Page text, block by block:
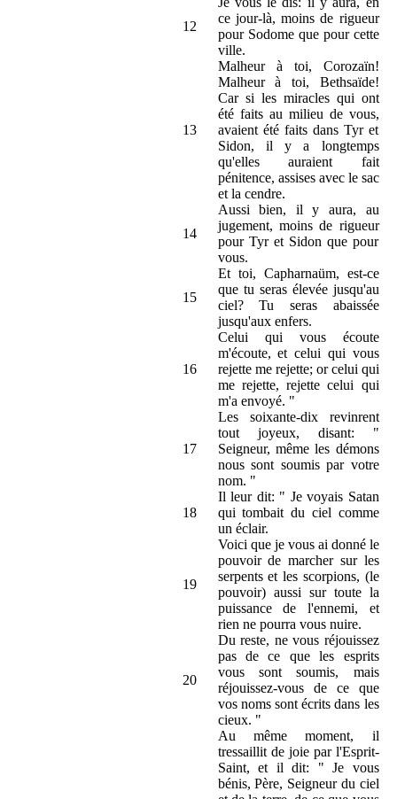
12
ce jour-là, moins de rigueur
pour Sodome que pour cette
ville.
13
Malheur à toi, Corozaïn!
Malheur à toi, Bethsaïde!
Car si les miracles qui ont
été faits au milieu de vous,
avaient été faits dans Tyr et
Sidon, il y a longtemps
qu'elles auraient fait
pénitence, assises avec le sac
et la cendre.
14
Aussi bien, il y aura, au
jugement, moins de rigueur
pour Tyr et Sidon que pour
vous.
15
Et toi, Capharnaüm, est-ce
que tu seras élevée jusqu'au
ciel? Tu seras abaissée
jusqu'aux enfers.
16
Celui qui vous écoute
m'écoute, et celui qui vous
rejette me rejette; or celui qui
me rejette, rejette celui qui
m'a envoyé. "
17
Les soixante-dix revinrent
tout joyeux, disant: "
Seigneur, même les démons
nous sont soumis par votre
nom. "
18
Il leur dit: " Je voyais Satan
qui tombait du ciel comme
un éclair.
19
Voici que je vous ai donné le
pouvoir de marcher sur les
serpents et les scorpions, (le
pouvoir) aussi sur toute la
puissance de l'ennemi, et
rien ne pourra vous nuire.
20
Du reste, ne vous réjouissez
pas de ce que les esprits
vous sont soumis, mais
réjouissez-vous de ce que
vos noms sont écrits dans les
cieux. "
Au même moment, il
tressaillit de joie par l'Esprit-
Saint, et il dit: " Je vous
bénis, Père, Seigneur du ciel